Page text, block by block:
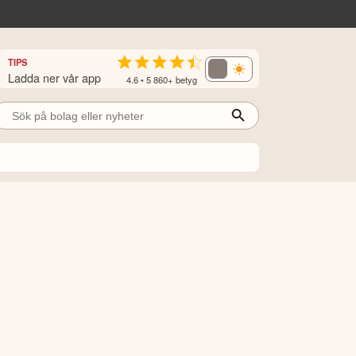
TIPS
Ladda ner vår app 4.6 • 5 860+ betyg